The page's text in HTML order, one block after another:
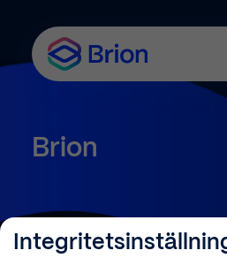
Brion
info@briongruppen.se